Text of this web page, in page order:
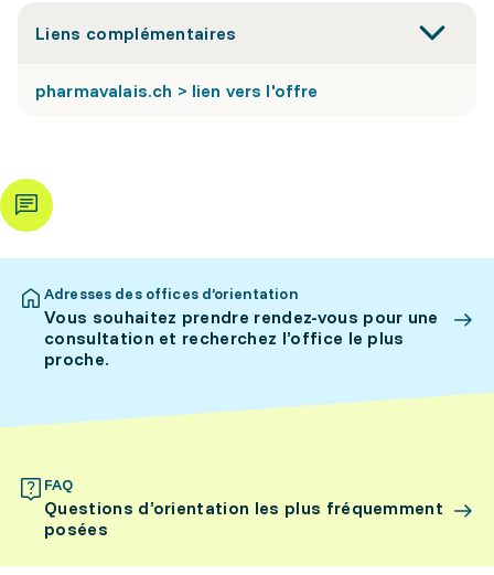
Liens complémentaires
pharmavalais.ch > lien vers l'offre
Adresses des offices d’orientation
Vous souhaitez prendre rendez-vous pour une
consultation et recherchez l’office le plus
proche.
FAQ
Questions d’orientation les plus fréquemment
posées